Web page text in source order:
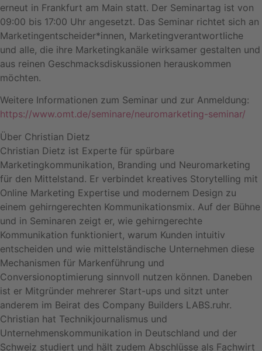
erneut in Frankfurt am Main statt. Der Seminartag ist von
09:00 bis 17:00 Uhr angesetzt. Das Seminar richtet sich an
Marketingentscheider*innen, Marketingverantwortliche
und alle, die ihre Marketingkanäle wirksamer gestalten und
aus reinen Geschmacksdiskussionen herauskommen
möchten.
Weitere Informationen zum Seminar und zur Anmeldung:
https://www.omt.de/seminare/neuromarketing-seminar/
Über Christian Dietz
Christian Dietz ist Experte für spürbare
Marketingkommunikation, Branding und Neuromarketing
für den Mittelstand. Er verbindet kreatives Storytelling mit
Online Marketing Expertise und modernem Design zu
einem gehirngerechten Kommunikationsmix. Auf der Bühne
und in Seminaren zeigt er, wie gehirngerechte
Kommunikation funktioniert, warum Kunden intuitiv
entscheiden und wie mittelständische Unternehmen diese
Mechanismen für Markenführung und
Conversionoptimierung sinnvoll nutzen können. Daneben
ist er Mitgründer mehrerer Start-ups und sitzt unter
anderem im Beirat des Company Builders LABS.ruhr.
Christian hat Technikjournalismus und
Unternehmenskommunikation in Deutschland und der
Schweiz studiert und hält zudem Abschlüsse als Fachwirt